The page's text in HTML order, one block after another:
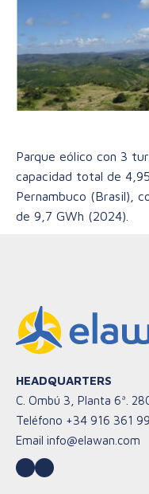
Parque eólico con 3
capacidad total de
Pernambuco (Brasil),
de 9,7 GWh (2024).
HEADQUARTERS
C. Ombú 3, Planta 6ª.
Teléfono +34 916 361
Email info@elawan.com
LinkedIn
YouTube